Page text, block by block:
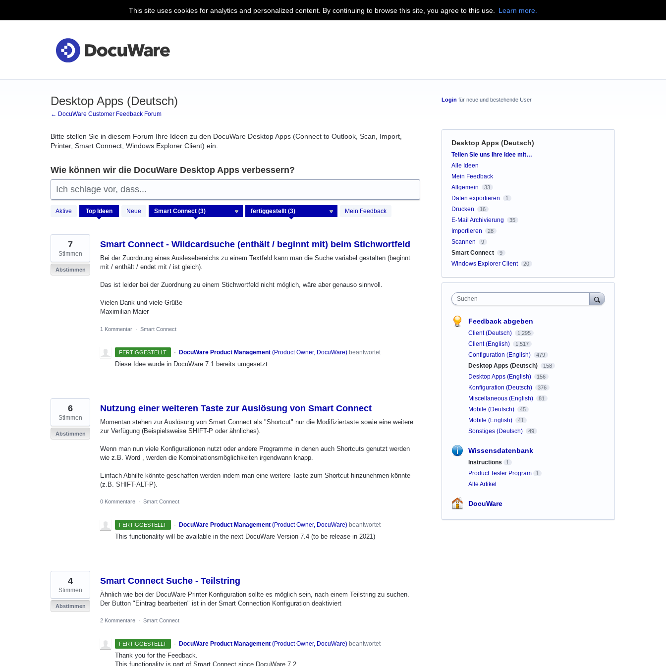
This site uses cookies for analytics and personalized content. By continuing to browse this site, you agree to this use. Learn more.
Desktop Apps (Deutsch)
← DocuWare Customer Feedback Forum
Bitte stellen Sie in diesem Forum Ihre Ideen zu den DocuWare Desktop Apps (Connect to Outlook, Scan, Import,
Printer, Smart Connect, Windows Explorer Client) ein.
Wie können wir die DocuWare Desktop Apps verbessern?
Ich schlage vor, dass...
Aktive Top Ideen Neue Mein Feedback
gefundene
Smart Connect - Wildcardsuche (enthält / beginnt mit) beim Stichwortfeld
Bei der Zuordnung eines Auslesebereichs zu einem Textfeld kann man die Suche variabel gestalten (beginnt
mit / enthält / endet mit / ist gleich).
Das ist leider bei der Zuordnung zu einem Stichwortfeld nicht möglich, wäre aber genauso sinnvoll.
Vielen Dank und viele Grüße
Maximilian Maier
7
Stimmen
Abstimmen
1 Kommentar · Smart Connect
FERTIGGESTELLT · DocuWare Product Management (Product Owner, DocuWare)beantwortet
Diese Idee wurde in DocuWare 7.1 bereits umgesetzt
Nutzung einer weiteren Taste zur Auslösung von Smart Connect
Momentan stehen zur Auslösung von Smart Connect als "Shortcut" nur die Modifiziertaste sowie eine weitere
zur Verfügung (Beispielsweise SHIFT-P oder ähnliches).
Wenn man nun viele Konfigurationen nutzt oder andere Programme in denen auch Shortcuts genutzt werden
wie z.B. Word , werden die Kombinationsmöglichkeiten irgendwann knapp.
Einfach Abhilfe könnte geschaffen werden indem man eine weitere Taste zum Shortcut hinzunehmen könnte
(z.B. SHIFT-ALT-P).
6
Stimmen
Abstimmen
0 Kommentare · Smart Connect
FERTIGGESTELLT · DocuWare Product Management (Product Owner, DocuWare)beantwortet
This functionality will be available in the next DocuWare Version 7.4 (to be release in 2021)
Smart Connect Suche - Teilstring
Ähnlich wie bei der DocuWare Printer Konfiguration sollte es möglich sein, nach einem Teilstring zu suchen.
Der Button "Eintrag bearbeiten" ist in der Smart Connection Konfiguration deaktiviert
4
Stimmen
Abstimmen
2 Kommentare · Smart Connect
FERTIGGESTELLT · DocuWare Product Management (Product Owner, DocuWare)beantwortet
Thank you for the Feedback.
This functionality is part of Smart Connect since DocuWare 7.2
Login für neue und bestehende User
Desktop Apps (Deutsch)
Kategorien
Teilen Sie uns Ihre Idee mit…
Alle Ideen
Mein Feedback
Allgemein
33
Daten exportieren 1
Drucken 16
E-Mail Archivierung 35
Importieren 28
Scannen 9
Smart Connect 9
Windows Explorer Client 20
Suchen
Feedback abgeben
Client (Deutsch) 1,295
Client (English) 1,517
Configuration (English) 479
Desktop Apps (Deutsch) 158
Desktop Apps (English) 156
Konfiguration (Deutsch) 376
Miscellaneous (English) 81
Mobile (Deutsch) 45
Mobile (English) 41
Sonstiges (Deutsch) 49
Wissensdatenbank
Instructions 1
Product Tester Program 1
Alle Artikel
DocuWare